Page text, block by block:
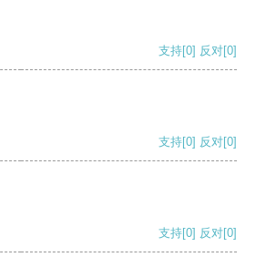
支持[0] 反对[0]
支持[0] 反对[0]
支持[0] 反对[0]